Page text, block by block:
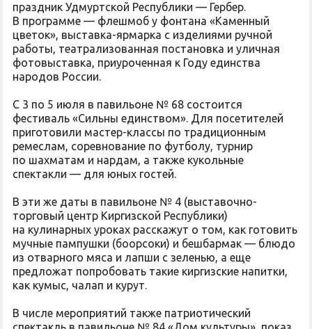
праздник Удмуртской Республики — Гербер.
В программе — флешмоб у фонтана «Каменный
цветок», выставка-ярмарка с изделиями ручной
работы, театрализованная постановка и уличная
фотовыставка, приуроченная к Году единства
народов России.
С 3 по 5 июля в павильоне № 68 состоится
фестиваль «Сильны единством». Для посетителей
приготовили мастер-классы по традиционным
ремеслам, соревнование по футболу, турнир
по шахматам и нардам, а также кукольные
спектакли — для юных гостей.
В эти же даты в павильоне № 4 (выставочно-
торговый центр Киргизской Республики)
на кулинарных уроках расскажут о том, как готовить
мучные пампушки (боорсоки) и бешбармак — блюдо
из отварного мяса и лапши с зеленью, а еще
предложат попробовать такие киргизские напитки,
как кумыс, чалап и курут.
В числе мероприятий также патриотический